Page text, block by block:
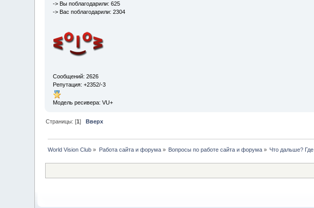
-> Вы поблагодарили: 625
-> Вас поблагодарили: 2304
Сообщений: 2626
Репутация: +2352/-3
Модель ресивера: VU+
Страницы: [1]Вверх
World Vision Club » Работа сайта и форума» Вопросы по работе сайта и форума » Что дальше? Где